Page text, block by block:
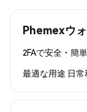
Phemexウ
2FAで安全・簡
最適な用途 日常